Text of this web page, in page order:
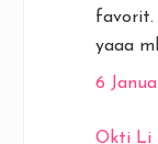
favorit.
yaaa
6
Okti Li